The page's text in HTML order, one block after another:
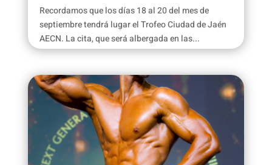
Recordamos que los días 18 al 20 del mes de
septiembre tendrá lugar el Trofeo Ciudad de Jaén
AECN. La cita, que será albergada en las...